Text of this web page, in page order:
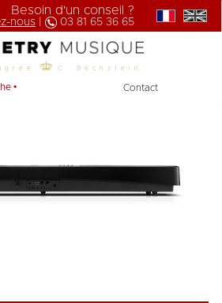
Besoin d'un conseil ?
nous 03 81 65 36 65
C. Bechstein
• Contact